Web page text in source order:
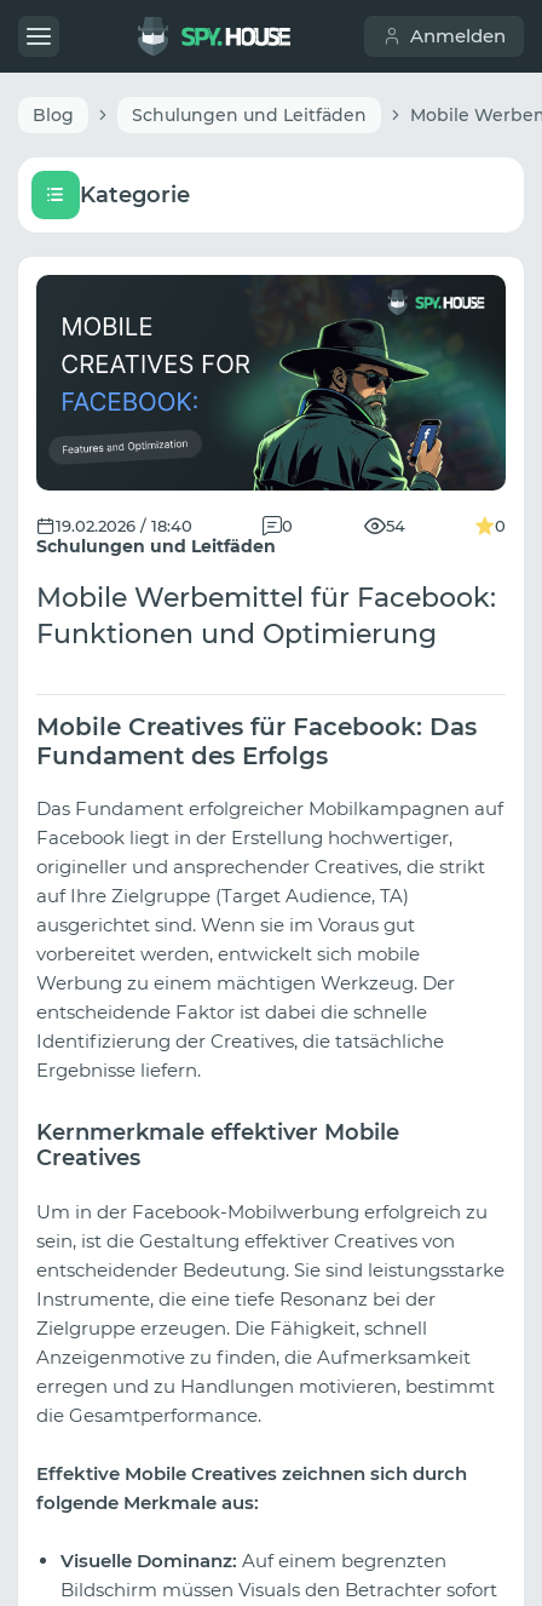
Anmelden
Blog Schulungen und Leitfäden
Kategorie
Schulungen und Leitfäden
19.02.2026 / 18:40 0 54 0
Mobile Werbemittel für Facebook:
Funktionen und Optimierung
Mobile Creatives für Facebook: Das
Fundament des Erfolgs
Das Fundament erfolgreicher Mobilkampagnen auf
Facebook liegt in der Erstellung hochwertiger,
origineller und ansprechender Creatives, die strikt
auf Ihre Zielgruppe (Target Audience, TA)
ausgerichtet sind. Wenn sie im Voraus gut
vorbereitet werden, entwickelt sich mobile
Werbung zu einem mächtigen Werkzeug. Der
entscheidende Faktor ist dabei die schnelle
Identifizierung der Creatives, die tatsächliche
Ergebnisse liefern.
Kernmerkmale effektiver Mobile
Creatives
Um in der Facebook-Mobilwerbung erfolgreich zu
sein, ist die Gestaltung effektiver Creatives von
entscheidender Bedeutung. Sie sind leistungsstarke
Instrumente, die eine tiefe Resonanz bei der
Zielgruppe erzeugen. Die Fähigkeit, schnell
Anzeigenmotive zu finden, die Aufmerksamkeit
erregen und zu Handlungen motivieren, bestimmt
die Gesamtperformance.
Effektive Mobile Creatives zeichnen sich durch
folgende Merkmale aus:
Visuelle Dominanz: Auf einem begrenzten
Bildschirm müssen Visuals den Betrachter sofort